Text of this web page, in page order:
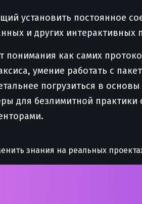
установить постоянное
и других интерактивных
как самих
умение работать с
погрузиться в
для безлимитной
знания на реальных